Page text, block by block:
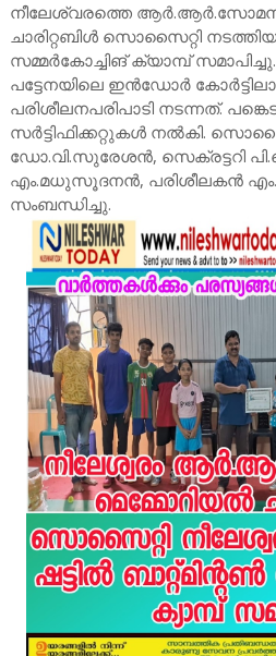
നീലേശ്വരത്തെ
ചാരിറ്റബിൾ സൊസൈറ്റി നടത്തിയ
സമ്മർകോച്ചിങ് ക്യാമ്പ് സമാപിച്ചു.
പട്ടേനയിലെ ഇൻഡോർ
പരിശീലനപരിപാടി നടന്നത്.
സർട്ടിഫിക്കറ്റുകൾ നൽകി.
ഡോ.വി.സുരേശൻ, സെക്രട്ടറി
എം.മധുസൂദനൻ, പരിശീലകൻ
സംബന്ധിച്ചു.